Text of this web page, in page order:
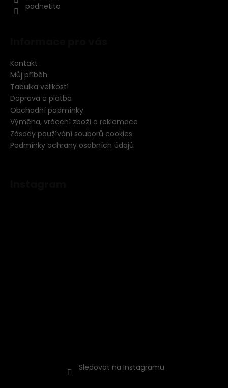
padnetito
Kontakt
Můj příběh
Tabulka velikostí
Doprava a platba
Obchodní podmínky
Výměna, vrácení zboží a reklamace
Zásady používání souborů cookies
Podmínky ochrany osobních údajů
Sledovat na Instagramu